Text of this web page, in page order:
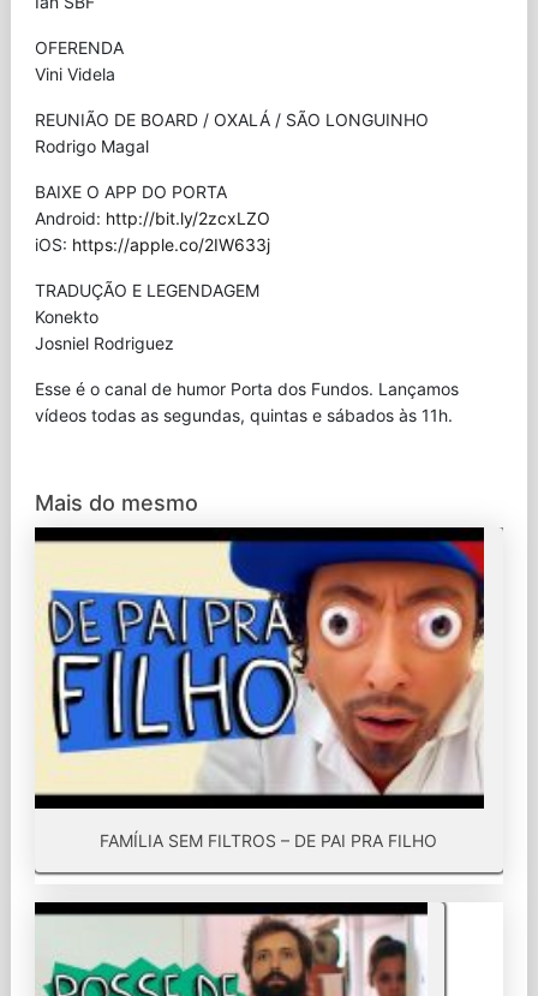
OFERENDA
Vini Videla
REUNIÃO DE BOARD / OXALÁ / SÃO LONGUINHO
Rodrigo Magal
BAIXE O APP DO PORTA
Android: http://bit.ly/2zcxLZO
iOS: https://apple.co/2IW633j
TRADUÇÃO E LEGENDAGEM
Konekto
Josniel Rodriguez
Esse é o canal de humor Porta dos Fundos. Lançamos
vídeos todas as segundas, quintas e sábados às 11h.
Mais do mesmo
FAMÍLIA SEM FILTROS – DE PAI PRA FILHO